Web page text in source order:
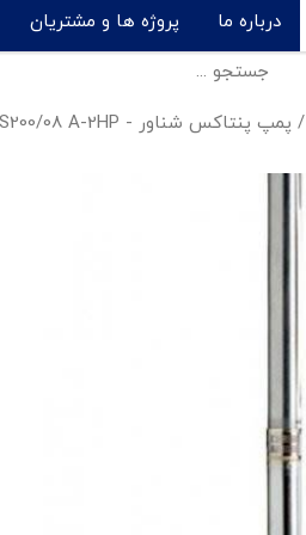
درباره ما پروژه ها و مشتریان
/ پمپ پنتاکس شناور - 4S200/08 A-2HP